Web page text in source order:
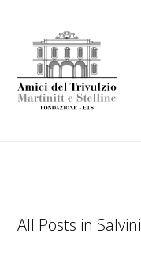
"__return_false");
All Posts in Salvini